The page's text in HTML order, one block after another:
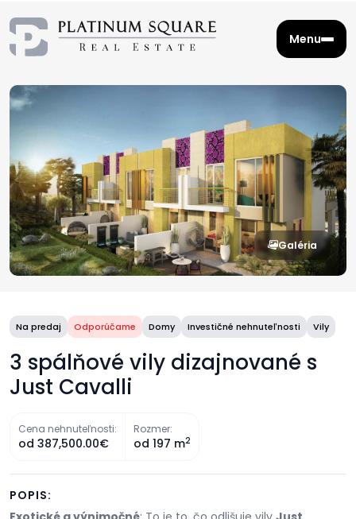
Menu
Galéria
Na predaj Odporúčame Domy Investičné nehnuteľnosti Vily
3 spálňové vily dizajnované s
Just Cavalli
Cena nehnuteľnosti:
od 387,500.00€
Rozmer:
od 197 m2
POPIS: